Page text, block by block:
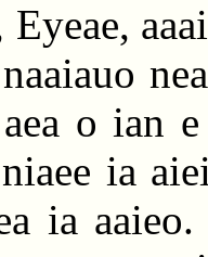
o ian
ia
ia